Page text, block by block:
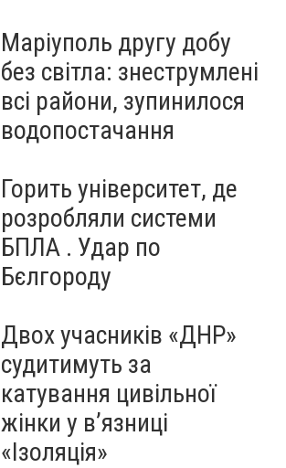
Маріуполь другу добу
без світла: знеструмлені
всі райони, зупинилося
водопостачання
Горить університет, де
розробляли системи
БПЛА . Удар по
Бєлгороду
Двох учасників «ДНР»
судитимуть за
катування цивільної
жінки у в’язниці
«Ізоляція»